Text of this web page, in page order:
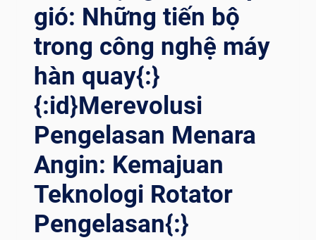
N RO
TATORI DI
SA
LDATURA AL
L’AVANGUARDIA{:}{:
TH}คว
ามสู
กา
ิวัติ: คว
ามเช
ี่ยวชาญใน
กา
gió: Những tiến bộ
trong công nghệ máy
hàn quay{:}
{:id}Merevolusi
Pengelasan Menara
Angin: Kemajuan
Teknologi Rotator
Pengelasan{:}